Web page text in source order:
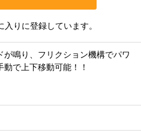
りに登録しています。
が鳴り、フリクション機構でパワ
で上下移動可能！！